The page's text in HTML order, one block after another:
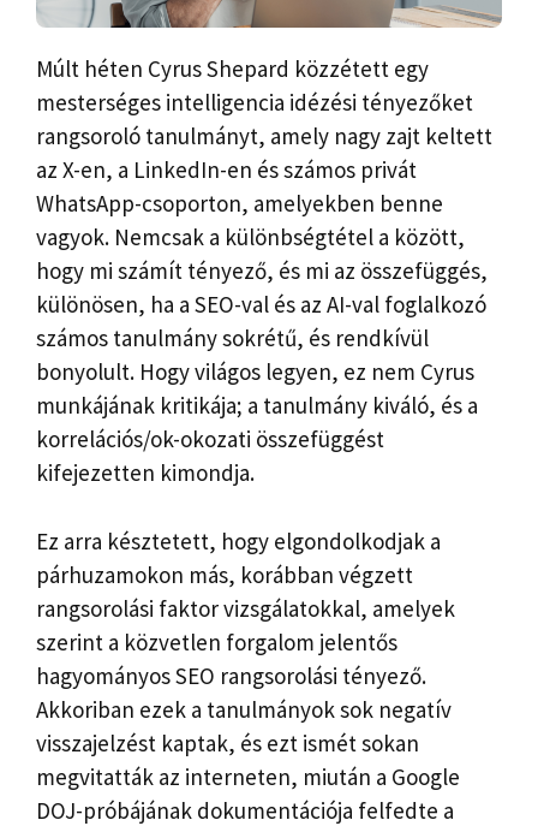
Múlt héten Cyrus Shepard közzétett egy
mesterséges intelligencia idézési tényezőket
rangsoroló tanulmányt, amely nagy zajt keltett
az X-en, a LinkedIn-en és számos privát
WhatsApp-csoporton, amelyekben benne
vagyok. Nemcsak a különbségtétel a között,
hogy mi számít tényező, és mi az összefüggés,
különösen, ha a SEO-val és az AI-val foglalkozó
számos tanulmány sokrétű, és rendkívül
bonyolult. Hogy világos legyen, ez nem Cyrus
munkájának kritikája; a tanulmány kiváló, és a
korrelációs/ok-okozati összefüggést
kifejezetten kimondja.
Ez arra késztetett, hogy elgondolkodjak a
párhuzamokon más, korábban végzett
rangsorolási faktor vizsgálatokkal, amelyek
szerint a közvetlen forgalom jelentős
hagyományos SEO rangsorolási tényező.
Akkoriban ezek a tanulmányok sok negatív
visszajelzést kaptak, és ezt ismét sokan
megvitatták az interneten, miután a Google
DOJ-próbájának dokumentációja felfedte a